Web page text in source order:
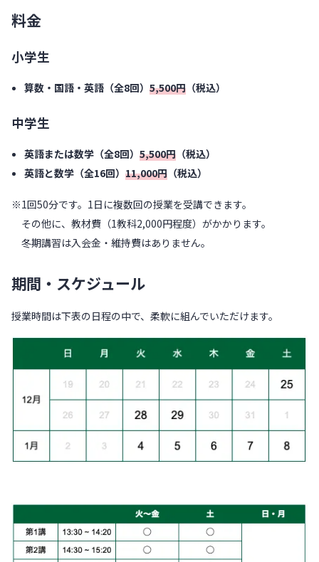
料金
小学生
算数・国語・英語（全8回） 5,500円（税込）
中学生
英語または数学（全8回） 5,500円（税込）
英語と数学（全16回） 11,000円（税込）
※1回50分です。1日に複数回の授業を受講できます。
その他に、教材費（1教科2,000円程度）がかかります。
冬期講習は入会金・維持費はありません。
期間・スケジュール
授業時間は下表の日程の中で、柔軟に組んでいただけます。